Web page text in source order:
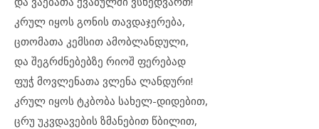
კრულ იყოს გონის თავდაჯერება,
ცთომათა კემსით ამობლანდული,
და შეგრძნებებზე რიოშ ფერებად
ფუჭ მოვლენათა ვლენა ლანდური!
კრულ იყოს ტკბობა სახელ-დიდებით,
ცრუ უკვდავების ზმანებით წბილით,